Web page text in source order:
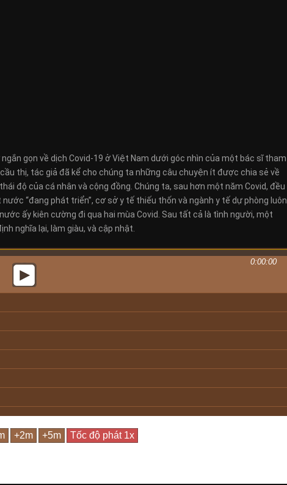
gọn về dịch Covid-19 ở Việt Nam dưới góc nhìn của một bác sĩ tham
thị, tác giả đã kể cho chúng ta những câu chuyện ít được chia sẻ về
độ của cá nhân và cộng đồng. Chúng ta, sau hơn một năm Covid, đều
“đang phát triển”, cơ sở y tế thiếu thốn và ngành y tế dự phòng luôn
ấy kiên cường đi qua hai mùa Covid. Sau tất cả là tình người, một
nghĩa lại, làm giàu, và cập nhật.
0:00:00